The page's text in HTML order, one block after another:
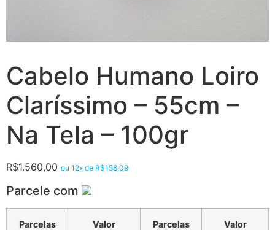
Cabelo Humano Loiro
Claríssimo – 55cm –
Na Tela – 100gr
R$1.560,00 ou 12x de R$158,09
Parcele com
Parcelas Valor Parcelas Valor